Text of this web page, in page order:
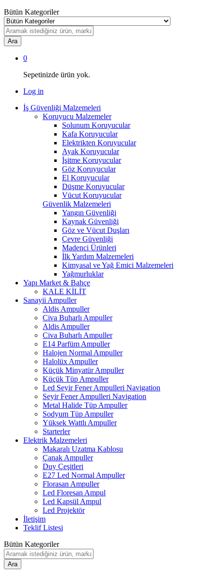
Bütün Kategoriler
Ara
0
Sepetinizde ürün yok.
Log in
İş Güvenliği Malzemeleri
Koruyucu Malzemeler
Solunum Koruyucular
Kafa Koruyucular
Elektrikten Koruyucular
Ayak Koruyucular
İşitme Koruyucular
Göz Koruyucular
El Koruyucular
Düşme Koruyucular
Vücut Koruyucular
Güvenlik Malzemeleri
Yangın Güvenliği
Kaynak Güvenliği
Göz ve Vücut Duşları
Çevre Güvenliği
Madenci Ürünleri
İlk Yardım Malzemeleri
Kimyasal ve Yağ Emici Malzemeleri
Yağmurluklar
Yapı Market & Bahçe
KALE KİLİT
Sanayii Ampuller
Aldis Ampuller
Civa Buharlı Ampuller
Aldis Ampuller
Civa Buharlı Ampuller
E14 Parfüm Ampuller
Halojen Normal Ampuller
Halolüx Ampuller
Küçük Minyatür Ampuller
Küçük Tüp Ampuller
Led Seyir Fener Ampulleri Navigation
Seyir Fener Ampulleri Navigation
Metal Halide Tüp Ampuller
Sodyum Tüp Ampuller
Yüksek Wattlı Ampuller
Starterler
Elektrik Malzemeleri
Makaralı Uzatma Kablosu
Çanak Ampuller
Duy Çeşitleri
E27 Led Normal Ampuller
Florasan Ampuller
Led Floresan Ampul
Led Kapsül Ampul
Led Projektör
İletişim
Teklif Listesi
Bütün Kategoriler
Ara